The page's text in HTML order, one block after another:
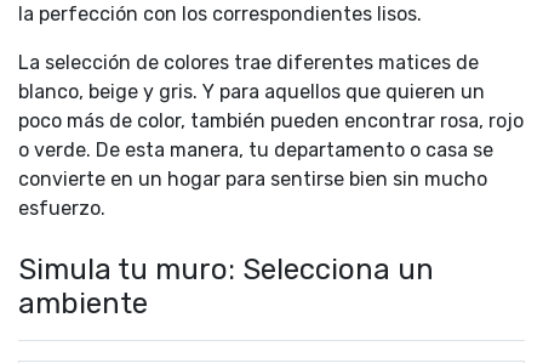
la perfección con los correspondientes lisos.
La selección de colores trae diferentes matices de
blanco, beige y gris. Y para aquellos que quieren un
poco más de color, también pueden encontrar rosa, rojo
o verde. De esta manera, tu departamento o casa se
convierte en un hogar para sentirse bien sin mucho
esfuerzo.
Simula tu muro: Selecciona un
ambiente